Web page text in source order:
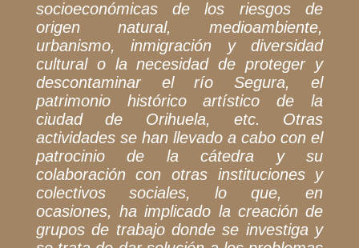
socioeconómicas de los riesgos de
origen natural, medioambiente,
urbanismo, inmigración y diversidad
cultural o la necesidad de proteger y
descontaminar el río Segura, el
patrimonio histórico artístico de la
ciudad de Orihuela, etc. Otras
actividades se han llevado a cabo con el
patrocinio de la cátedra y su
colaboración con otras instituciones y
colectivos sociales, lo que, en
ocasiones, ha implicado la creación de
grupos de trabajo donde se investiga y